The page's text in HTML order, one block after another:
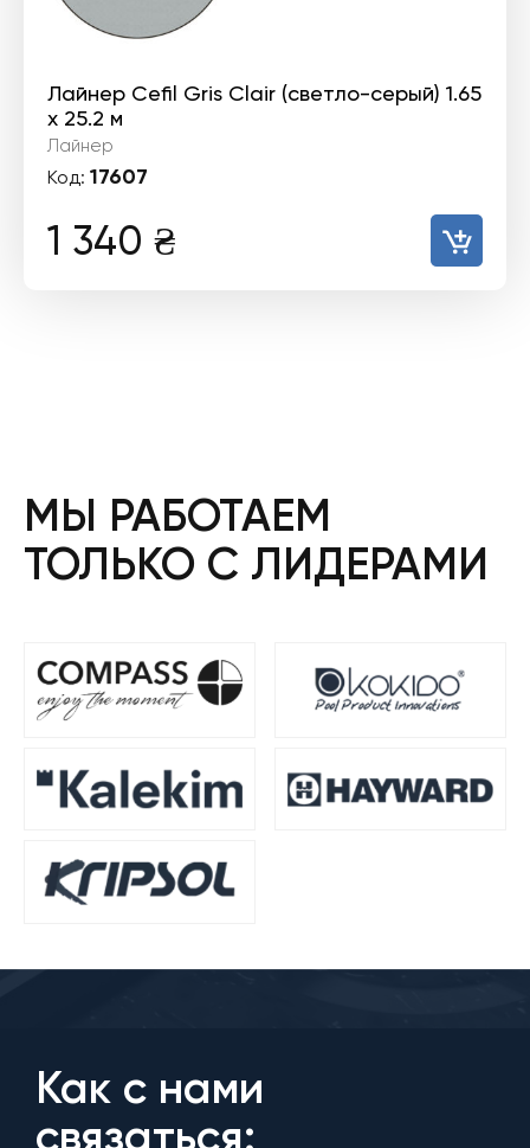
Лайнер Cefil Gris Clair (светло-серый) 1.65
х 25.2 м
Лайнер
Код: 17607
1 340 ₴
МЫ РАБОТАЕМ
ТОЛЬКО С ЛИДЕРАМИ
Как с нами
связаться: